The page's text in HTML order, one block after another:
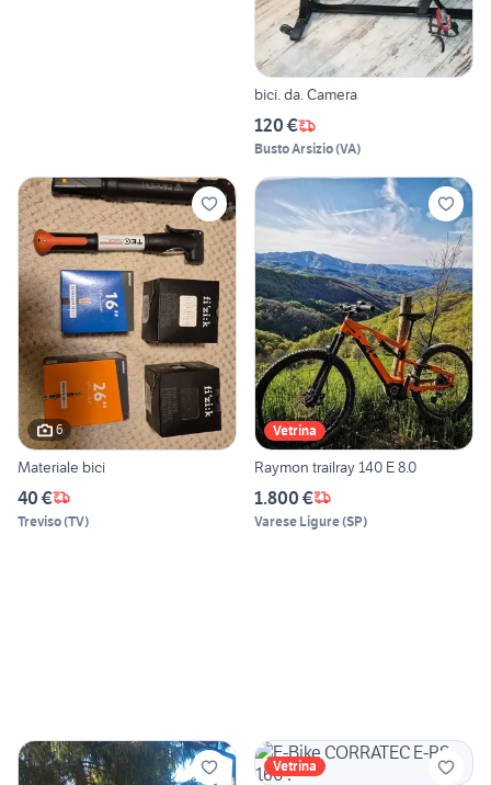
bici. da. Camera
120 €
Busto Arsizio(VA)
6
Materiale bici
40 €
Treviso(TV)
Vetrina
Raymon trailray 140 E 8.0
1.800 €
Varese Ligure(SP)
Vetrina